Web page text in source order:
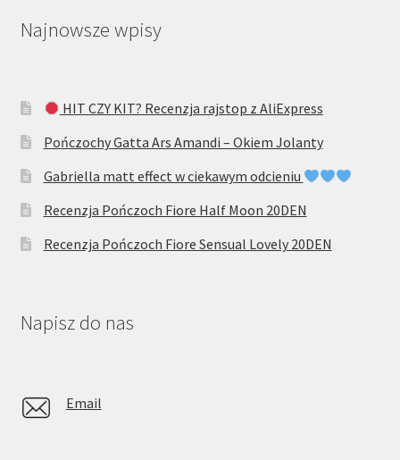
Najnowsze wpisy
HIT CZY KIT? Recenzja rajstop z AliExpress
Pończochy Gatta Ars Amandi – Okiem Jolanty
Gabriella matt effect w ciekawym odcieniu
Recenzja Pończoch Fiore Half Moon 20DEN
Recenzja Pończoch Fiore Sensual Lovely 20DEN
Napisz do nas
Email